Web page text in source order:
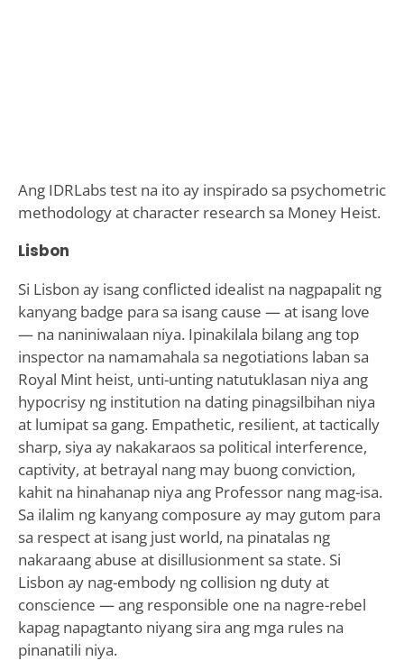
Ang IDRLabs test na ito ay inspirado sa psychometric
methodology at character research sa Money Heist.
Lisbon
Si Lisbon ay isang conflicted idealist na nagpapalit ng
kanyang badge para sa isang cause — at isang love
— na naniniwalaan niya. Ipinakilala bilang ang top
inspector na namamahala sa negotiations laban sa
Royal Mint heist, unti-unting natutuklasan niya ang
hypocrisy ng institution na dating pinagsilbihan niya
at lumipat sa gang. Empathetic, resilient, at tactically
sharp, siya ay nakakaraos sa political interference,
captivity, at betrayal nang may buong conviction,
kahit na hinahanap niya ang Professor nang mag-isa.
Sa ilalim ng kanyang composure ay may gutom para
sa respect at isang just world, na pinatalas ng
nakaraang abuse at disillusionment sa state. Si
Lisbon ay nag-embody ng collision ng duty at
conscience — ang responsible one na nagre-rebel
kapag napagtanto niyang sira ang mga rules na
pinanatili niya.